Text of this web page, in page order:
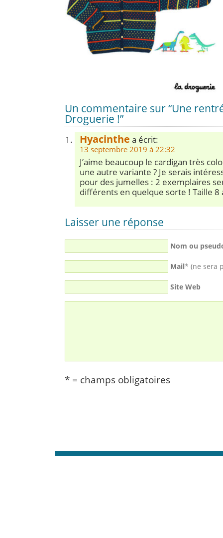
Un commentaire sur “Une
Droguerie !”
Hyacinthe a écrit:
13 septembre 2019 à 22:32
J’aime beaucoup le cardigan très
une autre variante ? Je serais
pour des jumelles : 2 exemplaires
différents en quelque sorte ! Taille 8
Laisser une réponse
Nom ou
Mail* (ne sera
Site Web
* = champs obligatoires